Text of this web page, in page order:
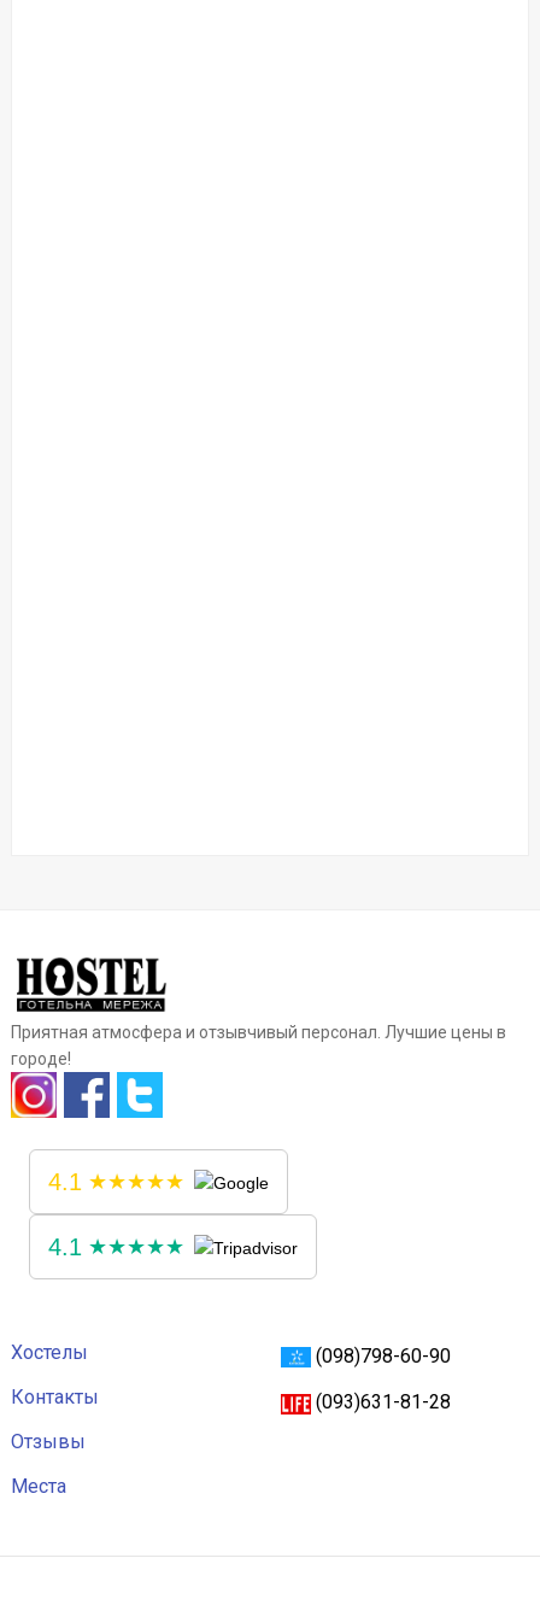
Приятная атмосфера и отзывчивый персонал. Лучшие цены в
городе!
4.1 ★★★★★
4.1 ★★★★★
Хостелы
Контакты
Отзывы
Места
(098)798-60-90
(093)631-81-28